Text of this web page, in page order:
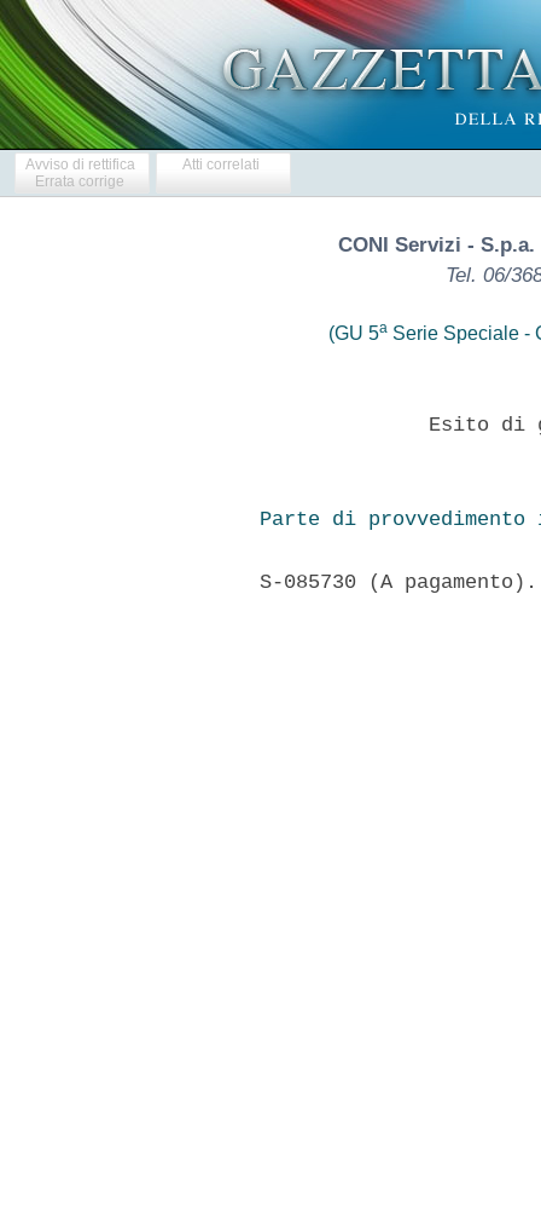
Avviso di rettifica
Errata corrige
Atti correlati
CONI Servizi - S.p.a.
Tel. 06/
(GU 5a Serie Speciale -
Esito di
Parte di